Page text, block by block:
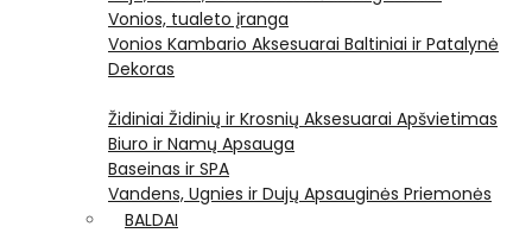
Vonios, tualeto įranga
Vonios Kambario Aksesuarai Baltiniai ir Patalynė
Dekoras
Židiniai Židinių ir Krosnių Aksesuarai Apšvietimas
Biuro ir Namų Apsauga
Baseinas ir SPA
Vandens, Ugnies ir Dujų Apsauginės Priemonės
BALDAI